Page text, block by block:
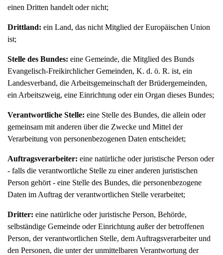
einen Dritten handelt oder nicht;
Drittland: ein Land, das nicht Mitglied der Europäischen Union
ist;
Stelle des Bundes: eine Gemeinde, die Mitglied des Bunds
Evangelisch-Freikirchlicher Gemeinden, K. d. ö. R. ist, ein
Landesverband, die Arbeitsgemeinschaft der Brüdergemeinden,
ein Arbeitszweig, eine Einrichtung oder ein Organ dieses Bundes;
Verantwortliche Stelle: eine Stelle des Bundes, die allein oder
gemeinsam mit anderen über die Zwecke und Mittel der
Verarbeitung von personenbezogenen Daten entscheidet;
Auftragsverarbeiter: eine natürliche oder juristische Person oder
- falls die verantwortliche Stelle zu einer anderen juristischen
Person gehört - eine Stelle des Bundes, die personenbezogene
Daten im Auftrag der verantwortlichen Stelle verarbeitet;
Dritter: eine natürliche oder juristische Person, Behörde,
selbständige Gemeinde oder Einrichtung außer der betroffenen
Person, der verantwortlichen Stelle, dem Auftragsverarbeiter und
den Personen, die unter der unmittelbaren Verantwortung der